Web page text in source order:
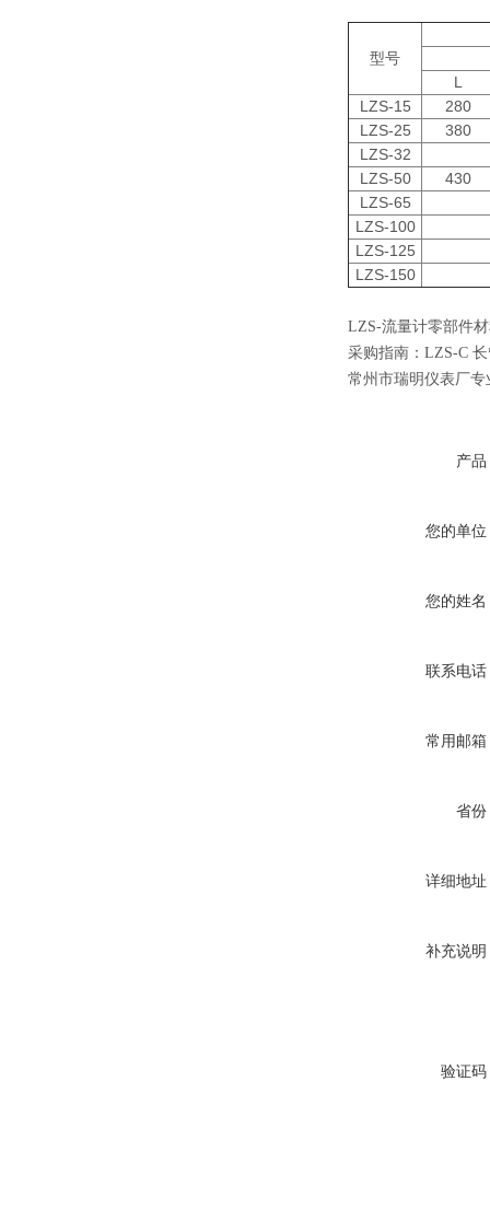
型号
L
LZS-15
280
LZS-25
380
LZS-32
LZS-50
430
LZS-65
LZS-100
LZS-125
LZS-150
LZS-流量计零部件
采购指南： LZS-C
常州市瑞明仪表厂专
产品
您的单位
您的姓名
联系电话
常用邮箱
省份
详细地址
补充说明
验证码